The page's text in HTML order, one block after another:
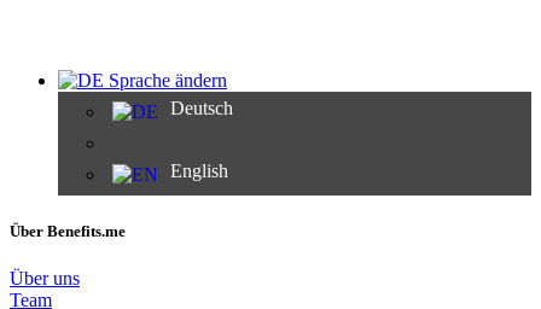
Sprache ändern
Deutsch
English
Über Benefits.me
Über uns
Team